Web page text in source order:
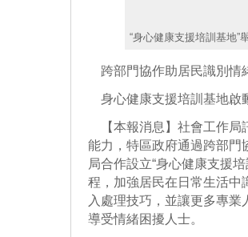
“身心健康支援培訓基地”
跨部門協作助居民識別情
身心健康支援培訓基地啟
【本報消息】社會工作局
能力，特區政府通過跨部門
局合作設立“身心健康支援
程，加強居民在日常生活中
入處理技巧，並讓更多專
導受情緒困擾人士。